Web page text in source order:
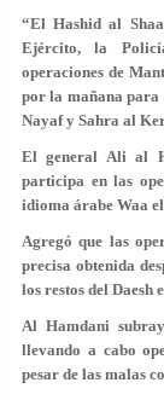
“El Hashid al
Ejército, la
operaciones de
por la mañana para
Nayaf y Sahra al
El general Ali al
participa en las
idioma árabe Waa
Agregó que las
precisa obtenida
los restos del Daesh
Al Hamdani
llevando a cabo
pesar de las malas